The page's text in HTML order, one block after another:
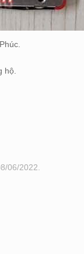
hộ.
06/2022.